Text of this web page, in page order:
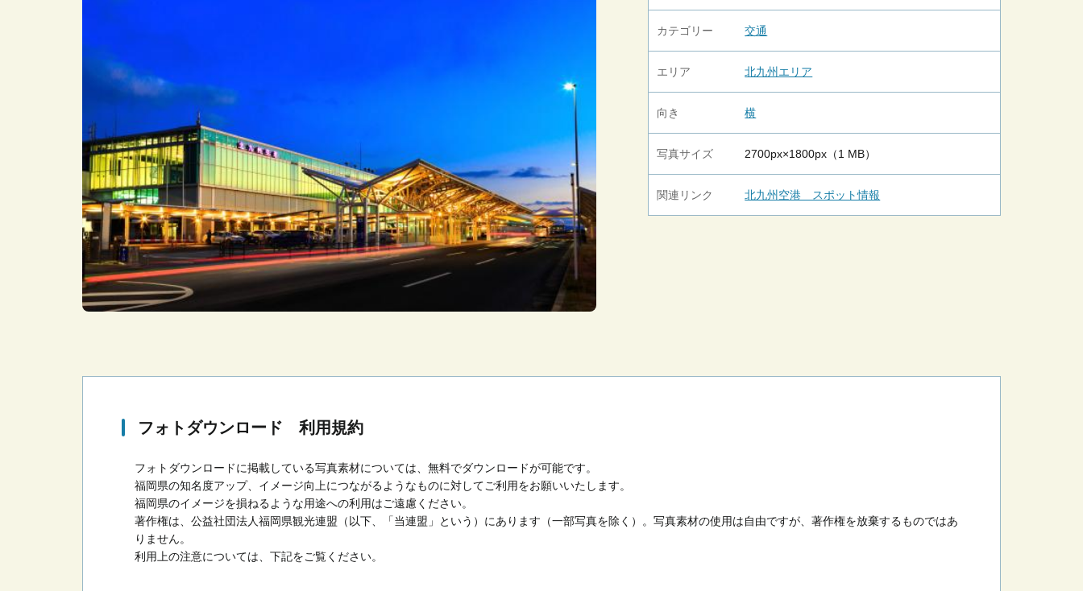
カテゴリー 交通
エリア 北九州エリア
向き 横
写真サイズ 2700px×1800px（1 MB）
関連リンク 北九州空港 スポット情報
フォトダウンロード 利用規約
フォトダウンロードに掲載している写真素材については、無料でダウンロードが可能です。
福岡県の知名度アップ、イメージ向上につながるようなものに対してご利用をお願いいたします。
福岡県のイメージを損ねるような用途への利用はご遠慮ください。
著作権は、公益社団法人福岡県観光連盟（以下、「当連盟」という）にあります（一部写真を除く）。写真素材の使用は自由ですが、著作権を放棄するものではあ
りません。
利用上の注意については、下記をご覧ください。